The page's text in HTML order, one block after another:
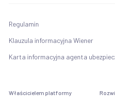
Regulamin
Klauzula informacyjna Wiener
Karta informacyjna agenta
Właścicielem platformy